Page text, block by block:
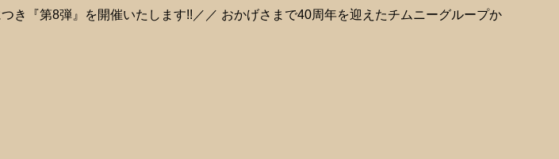
『第8弾』を開催いたします!!／／ おかげさまで40周年を迎えたチムニーグループか